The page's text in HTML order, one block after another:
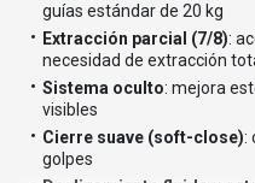
guías estándar de 20 kg
Extracción parcial (7/8):
necesidad de extracción
Sistema oculto: mejora
visibles
Cierre suave (soft-close):
golpes